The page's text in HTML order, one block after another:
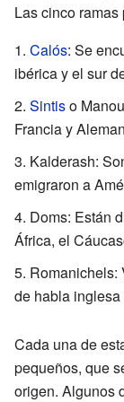
Las cinco
Calós: Se
ibérica y el sur
Sintiso
Francia y
Kalderash:
emigraron a
Doms: Están
África, el
Romanichels:
de habla
Cada una de
pequeños, que
origen. Algunos